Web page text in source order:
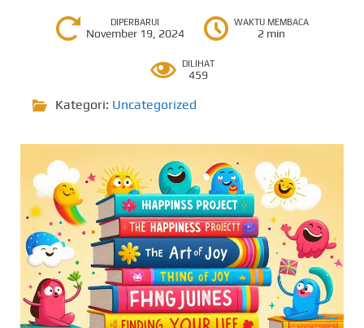
DIPERBARUI
November 19, 2024
WAKTU MEMBACA
2 min
DILIHAT
459
Kategori: Uncategorized